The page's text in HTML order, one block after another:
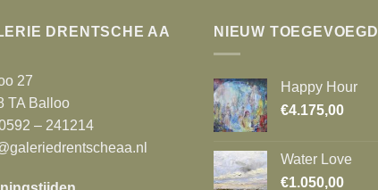
DRENTSCHE AA
27
TA Balloo
– 241214
NIEUW TOEGEVOEGD
Happy Hour
€4.175,00
Water Love
€1.050,00